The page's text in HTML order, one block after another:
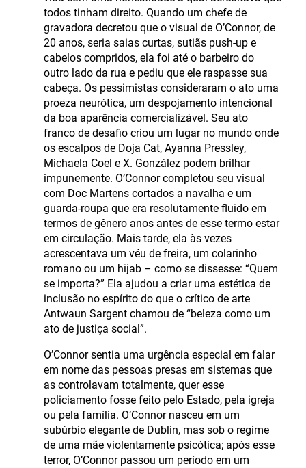
todos tinham direito. Quando um chefe de
gravadora decretou que o visual de O’Connor, de
20 anos, seria saias curtas, sutiãs push-up e
cabelos compridos, ela foi até o barbeiro do
outro lado da rua e pediu que ele raspasse sua
cabeça. Os pessimistas consideraram o ato uma
proeza neurótica, um despojamento intencional
da boa aparência comercializável. Seu ato
franco de desafio criou um lugar no mundo onde
os escalpos de Doja Cat, Ayanna Pressley,
Michaela Coel e X. González podem brilhar
impunemente. O’Connor completou seu visual
com Doc Martens cortados a navalha e um
guarda-roupa que era resolutamente fluido em
termos de gênero anos antes de esse termo estar
em circulação. Mais tarde, ela às vezes
acrescentava um véu de freira, um colarinho
romano ou um hijab – como se dissesse: “Quem
se importa?” Ela ajudou a criar uma estética de
inclusão no espírito do que o crítico de arte
Antwaun Sargent chamou de “beleza como um
ato de justiça social”.
O’Connor sentia uma urgência especial em falar
em nome das pessoas presas em sistemas que
as controlavam totalmente, quer esse
policiamento fosse feito pelo Estado, pela igreja
ou pela família. O’Connor nasceu em um
subúrbio elegante de Dublin, mas sob o regime
de uma mãe violentamente psicótica; após esse
terror, O’Connor passou um período em um